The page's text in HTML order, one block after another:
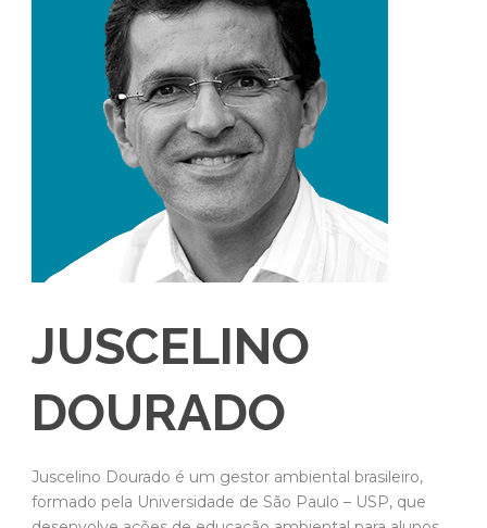
JUSCELINO
DOURADO
Juscelino Dourado é um gestor ambiental brasileiro,
formado pela Universidade de São Paulo – USP, que